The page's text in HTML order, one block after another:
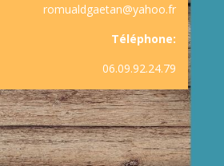
romualdgaetan@yahoo.fr
Téléphone:
06.09.92.24.79